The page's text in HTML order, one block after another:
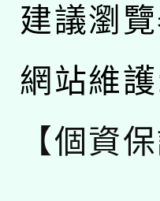
建議瀏
網站維
【個資